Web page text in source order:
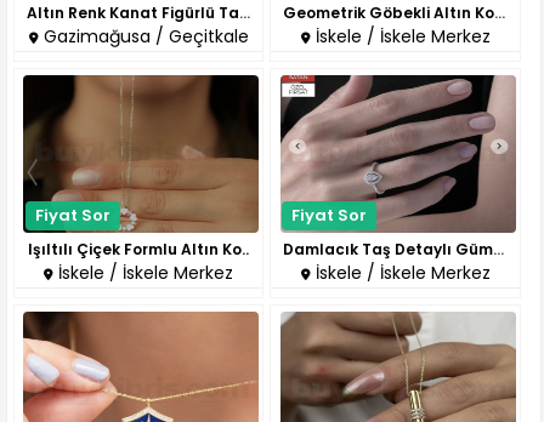
Altın Renk Kanat Figürlü Taşlı..
Gazimağusa / Geçitkale
Geometrik Göbekli Altın Kolye..
İskele / İskele Merkez
Fiyat Sor
Işıltılı Çiçek Formlu Altın Ko..
İskele / İskele Merkez
Fiyat Sor
Damlacık Taş Detaylı Gümüş Yüz..
İskele / İskele Merkez